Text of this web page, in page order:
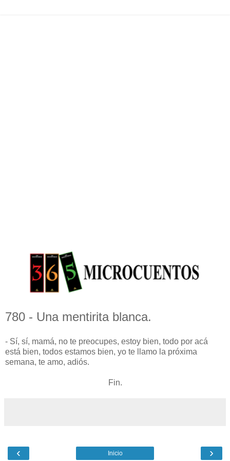
780 - Una mentirita blanca.
- Sí, sí, mamá, no te preocupes, estoy bien, todo por acá
está bien, todos estamos bien, yo te llamo la próxima
semana, te amo, adiós.
Fin.
‹ ›
Inicio